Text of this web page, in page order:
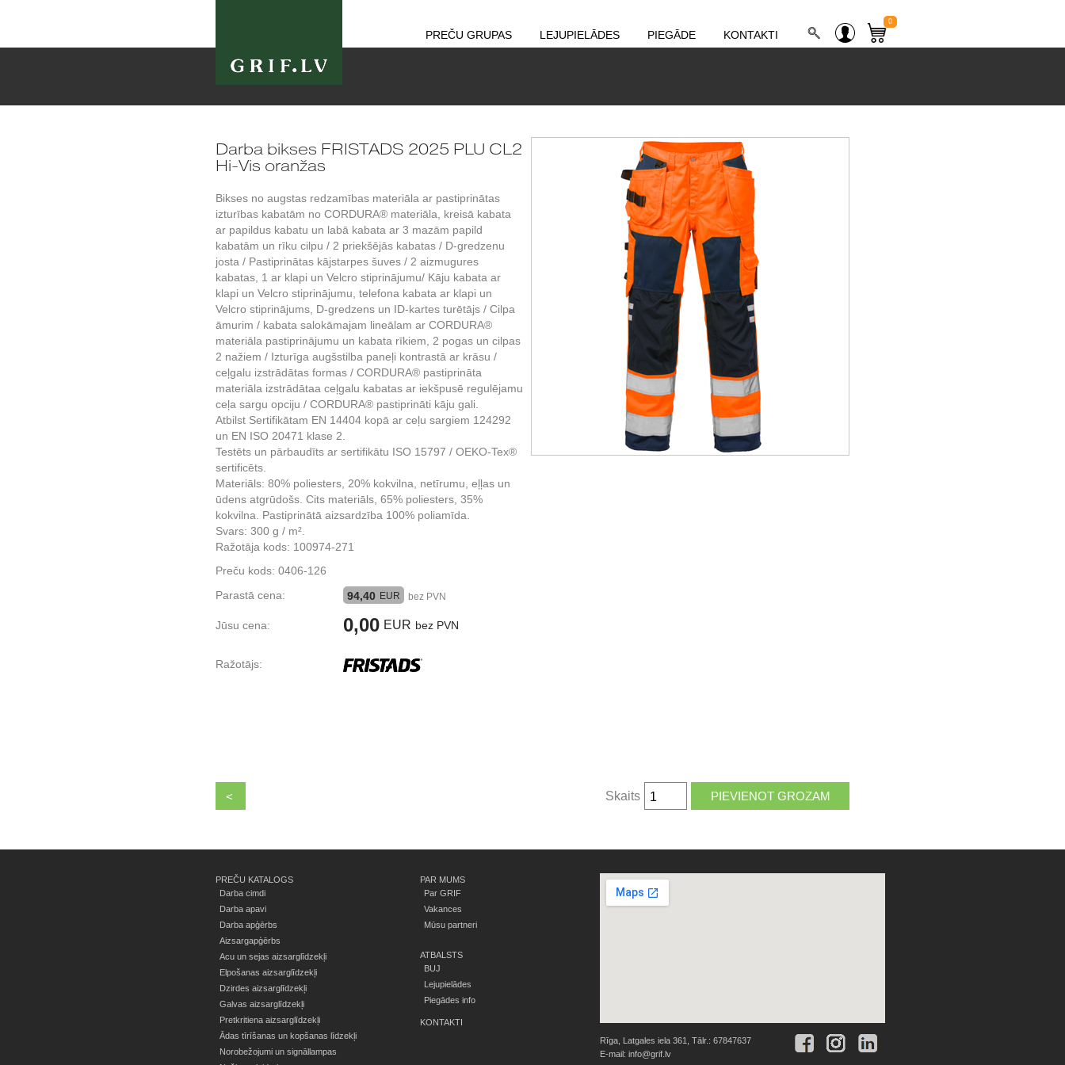
PREČU GRUPAS LEJUPIELĀDES PIEGĀDE KONTAKTI
0
Darba bikses FRISTADS 2025 PLU CL2
Hi-Vis oranžas
Bikses no augstas redzamības materiāla ar pastiprinātas
izturības kabatām no CORDURA® materiāla, kreisā kabata
ar papildus kabatu un labā kabata ar 3 mazām papild
kabatām un rīku cilpu / 2 priekšējās kabatas / D-gredzenu
josta / Pastiprinātas kājstarpes šuves / 2 aizmugures
kabatas, 1 ar klapi un Velcro stiprinājumu/ Kāju kabata ar
klapi un Velcro stiprinājumu, telefona kabata ar klapi un
Velcro stiprinājums, D-gredzens un ID-kartes turētājs / Cilpa
āmurim / kabata salokāmajam lineālam ar CORDURA®
materiāla pastiprinājumu un kabata rīkiem, 2 pogas un cilpas
2 nažiem / Izturīga augšstilba paneļi kontrastā ar krāsu /
ceļgalu izstrādātas formas / CORDURA® pastiprināta
materiāla izstrādātaa ceļgalu kabatas ar iekšpusē regulējamu
ceļa sargu opciju / CORDURA® pastiprināti kāju gali.
Atbilst Sertifikātam EN 14404 kopā ar ceļu sargiem 124292
un EN ISO 20471 klase 2.
Testēts un pārbaudīts ar sertifikātu ISO 15797 / OEKO-Tex®
sertificēts.
Materiāls: 80% poliesters, 20% kokvilna, netīrumu, eļļas un
ūdens atgrūdošs. Cits materiāls, 65% poliesters, 35%
kokvilna. Pastiprinātā aizsardzība 100% poliamīda.
Svars: 300 g / m².
Ražotāja kods: 100974-271
Preču kods: 0406-126
Parastā cena:
94,40 EUR bez PVN
Jūsu cena: 0,00 EUR bez PVN
Ražotājs:
< Skaits
PREČU KATALOGS
Darba cimdi
Darba apavi
Darba apģērbs
Aizsargapģērbs
Acu un sejas aizsarglīdzekļi
Elpošanas aizsarglīdzekļi
Dzirdes aizsarglīdzekļi
Galvas aizsarglīdzekļi
Pretkritiena aizsarglīdzekļi
Ādas tīrīšanas un kopšanas līdzekļi
Norobežojumi un signāllampas
PAR MUMS
Par GRIF
Vakances
Mūsu partneri
ATBALSTS
BUJ
Lejupielādes
Piegādes info
KONTAKTI
Rīga, Latgales iela 361, Tālr.: 67847637
E-mail: info@grif.lv